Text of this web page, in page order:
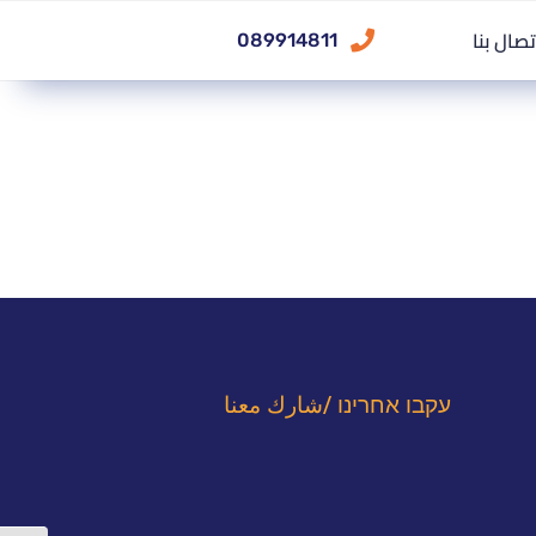
بنا 089914811
עקבו אחרינו /شارك معنا